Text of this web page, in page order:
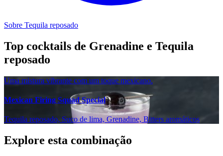
Sobre Tequila reposado
Top cocktails de Grenadine e Tequila
reposado
Uma mistura vibrante com um toque mexicano.
Mexican Firing Squad Special
Tequila reposado, Suco de lima, Grenadine, Bitters aromáticos
Explore esta combinação